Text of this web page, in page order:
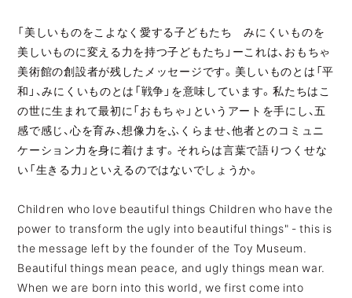
「美しいものをこよなく愛する子どもたち みにくいものを
美しいものに変える力を持つ子どもたち」ーこれは、おもちゃ
美術館の創設者が残したメッセージです。美しいものとは「平
和」、みにくいものとは「戦争」を意味しています。私たちはこ
の世に生まれて最初に「おもちゃ」というアートを手にし、五
感で感じ、心を育み、想像力をふくらませ、他者とのコミュニ
ケーション力を身に着けます。それらは言葉で語りつくせな
い「生きる力」といえるのではないでしょうか。
Children who love beautiful things Children who have the
power to transform the ugly into beautiful things" - this is
the message left by the founder of the Toy Museum.
Beautiful things mean peace, and ugly things mean war.
When we are born into this world, we first come into